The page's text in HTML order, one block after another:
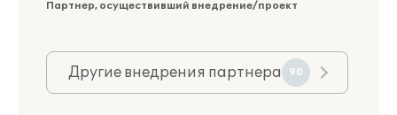
Партнер, осуществивший внедрение/проект
Другие внедрения партнера 90